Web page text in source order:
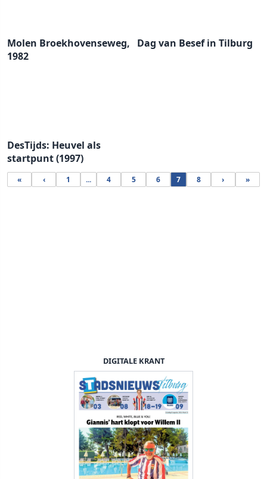
Molen Broekhovenseweg,
1982
Dag van Besef in Tilburg
DesTijds: Heuvel als
startpunt (1997)
« ‹ 1 ... 4 5 6 7 8 › »
DIGITALE KRANT